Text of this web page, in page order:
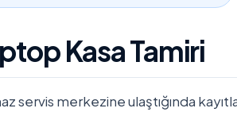
Kasa Tamiri
servis merkezine ulaştığında